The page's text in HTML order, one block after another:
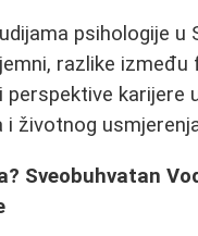
psihologije u
razlike između
perspektive karijere
i životnog
Sveobuhvatan